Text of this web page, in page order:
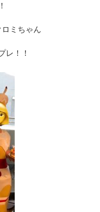
ミちゃん
レ！！